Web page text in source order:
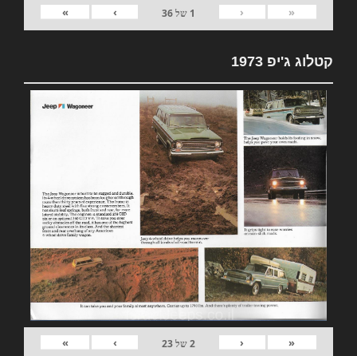
«
‹
1 של36
›
»
קטלוג ג'יפ 1973
«
‹
2של23
›
»